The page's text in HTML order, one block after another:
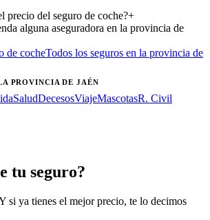
precio del seguro de coche?+
alguna aseguradora en la provincia de
de cocheTodos los seguros en la provincia de
PROVINCIA DE JAÉN
SaludDecesosViajeMascotasR. Civil
tu seguro?
si ya tienes el mejor precio, te lo decimos